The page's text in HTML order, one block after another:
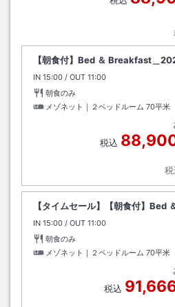
【朝食付】Bed ＆ Breakfast＿
IN チェックイン
15:00 / OUT チェックアウト
11:00
朝食のみ
メゾネット｜２ベッドルーム 70平米
税込
【タイムセール】【朝食付】
IN チェックイン
15:00 / OUT チェックアウト
11:00
朝食のみ
メゾネット｜２ベッドルーム 70平米
税込